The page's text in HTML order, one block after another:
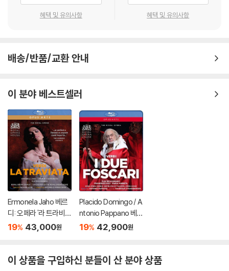
혜택 및 유의사항 혜택 및 유의사항
배송/반품/교환 안내
이 분야 베스트셀러
Ermonela Jaho 베르
디: 오페라 '라 트라비아
타' (Verdi: La Traviat
19% 43,000원
Placido Domingo / A
ntonio Pappano 베르
디: 포스카리 가문의 두
19% 42,900원
이 상품을 구입하신 분들이 산 분야 상품